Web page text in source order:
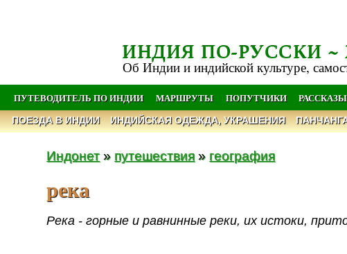
ИНДИЯ ПО-РУССКИ
Об Индии и индийской культуре,
ПУТЕВОДИТЕЛЬ ПО ИНДИИ МАРШРУТЫ ПОПУТЧИКИ РАССКАЗЫ
ПОЕЗДА В ИНДИИ ИНДИЙСКАЯ ОДЕЖДА, УКРАШЕНИЯ
Индонет» путешествия » география
река
Река - горные и равнинные реки, их истоки,